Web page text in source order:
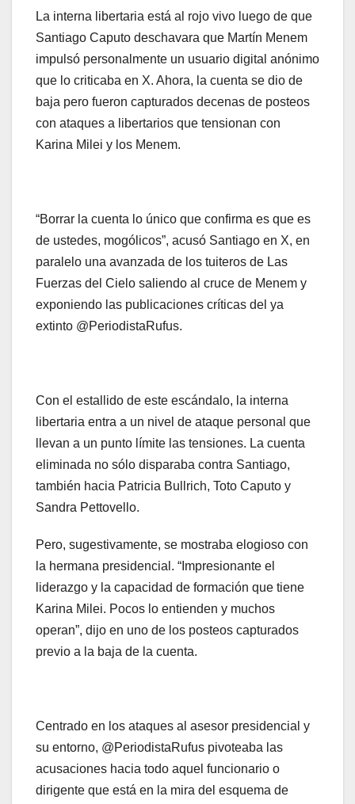
La interna libertaria está al rojo vivo luego de que
Santiago Caputo deschavara que Martín Menem
impulsó personalmente un usuario digital anónimo
que lo criticaba en X. Ahora, la cuenta se dio de
baja pero fueron capturados decenas de posteos
con ataques a libertarios que tensionan con
Karina Milei y los Menem.
“Borrar la cuenta lo único que confirma es que es
de ustedes, mogólicos”, acusó Santiago en X, en
paralelo una avanzada de los tuiteros de Las
Fuerzas del Cielo saliendo al cruce de Menem y
exponiendo las publicaciones críticas del ya
extinto @PeriodistaRufus.
Con el estallido de este escándalo, la interna
libertaria entra a un nivel de ataque personal que
llevan a un punto límite las tensiones. La cuenta
eliminada no sólo disparaba contra Santiago,
también hacia Patricia Bullrich, Toto Caputo y
Sandra Pettovello.
Pero, sugestivamente, se mostraba elogioso con
la hermana presidencial. “Impresionante el
liderazgo y la capacidad de formación que tiene
Karina Milei. Pocos lo entienden y muchos
operan”, dijo en uno de los posteos capturados
previo a la baja de la cuenta.
Centrado en los ataques al asesor presidencial y
su entorno, @PeriodistaRufus pivoteaba las
acusaciones hacia todo aquel funcionario o
dirigente que está en la mira del esquema de